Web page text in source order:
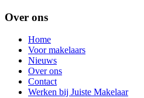
Over ons
Home
Voor makelaars
Nieuws
Over ons
Contact
Werken bij Juiste Makelaar